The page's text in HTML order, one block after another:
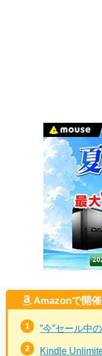
Amazonで開
”今”セール中
Kindle